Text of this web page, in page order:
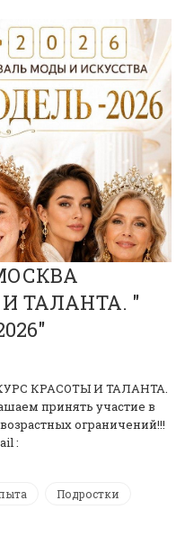
ТАЛАНТА. "
КРАСОТЫ И ТАЛАНТА.
принять участие в
ограничений!!!
:
Подростки